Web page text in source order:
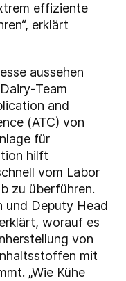
effiziente
erklärt
aussehen
Team
and
(ATC) von
für
hilft
vom Labor
zu überführen.
und Deputy Head
worauf es
von
mit
„Wie Kühe